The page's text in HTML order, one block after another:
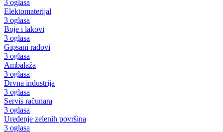
3 oglasa
Elektomaterijal
3 oglasa
Boje i lakovi
3 oglasa
Gipsani radovi
3 oglasa
Ambalaža
3 oglasa
Drvna industrija
3 oglasa
Servis računara
3 oglasa
Uređenje zelenih površina
3 oglasa